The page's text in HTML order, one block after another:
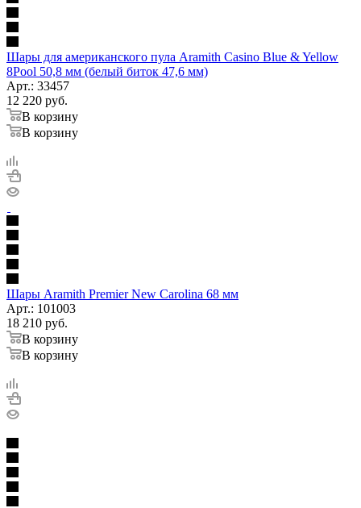
Шары для американского пула Aramith Casino Blue & Yellow
8Pool 50,8 мм (белый биток 47,6 мм)
Арт.: 33457
12 220 руб.
В корзину
В корзину
Шары Aramith Premier New Carolina 68 мм
Арт.: 101003
18 210 руб.
В корзину
В корзину